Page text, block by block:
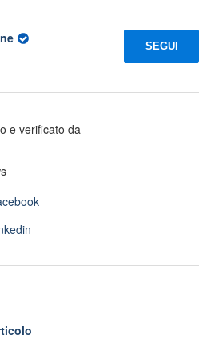
SEGUI
e verificato da